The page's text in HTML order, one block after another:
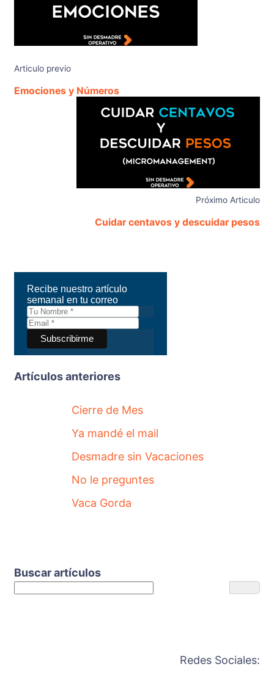
Articulo previo
Emociones y Números
Próximo Articulo
Cuidar centavos y descuidar pesos
Recibe nuestro artículo
semanal en tu correo
Artículos anteriores
Cierre de Mes
Ya mandé el mail
Desmadre sin Vacaciones
No le preguntes
Vaca Gorda
Buscar artículos
Redes Sociales: